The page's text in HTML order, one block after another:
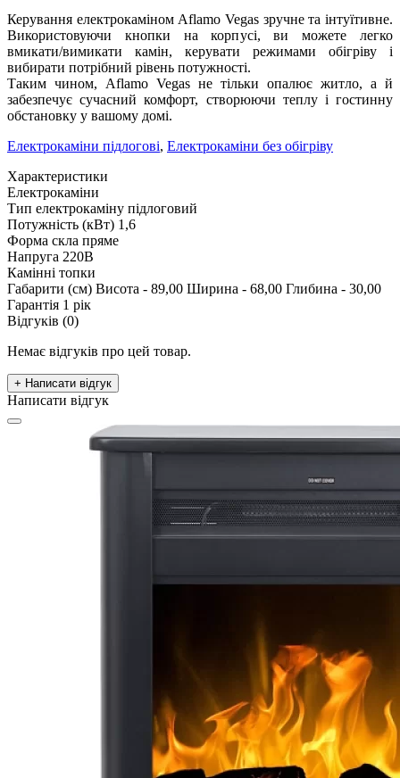
Керування електрокаміном Aflamo Vegas зручне та інтуїтивне.
Використовуючи кнопки на корпусі, ви можете легко
вмикати/вимикати камін, керувати режимами обігріву і
вибирати потрібний рівень потужності.
Таким чином, Aflamo Vegas не тільки опалює житло, а й
забезпечує сучасний комфорт, створюючи теплу і гостинну
обстановку у вашому домі.
Електрокаміни підлогові, Електрокаміни без обігріву
Характеристики
Електрокаміни
Тип електрокаміну підлоговий
Потужність (кВт) 1,6
Форма скла пряме
Напруга 220В
Камінні топки
Габарити (см) Висота - 89,00 Ширина - 68,00 Глибина - 30,00
Гарантія 1 рік
Відгуків (0)
Немає відгуків про цей товар.
+ Написати відгук
Написати відгук